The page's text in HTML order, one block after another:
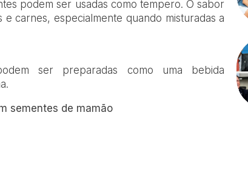
podem ser usadas como tempero. O sabor
e carnes, especialmente quando misturadas a
ser preparadas como uma bebida
sementes de mamão